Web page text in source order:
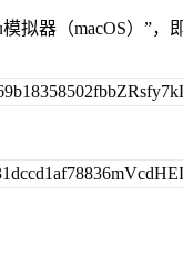
拟器（macOS）”，